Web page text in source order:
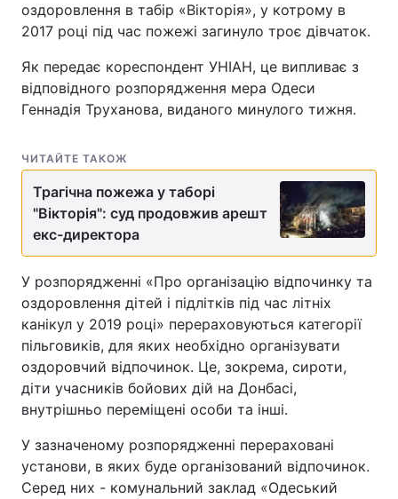
оздоровлення в табір «Вікторія», у котрому в
2017 році під час пожежі загинуло троє дівчаток.
Як передає кореспондент УНІАН, це випливає з
відповідного розпорядження мера Одеси
Геннадія Труханова, виданого минулого тижня.
ЧИТАЙТЕ ТАКОЖ
Трагічна пожежа у таборі
"Вікторія": суд продовжив арешт
екс-директора
У розпорядженні «Про організацію відпочинку та
оздоровлення дітей і підлітків під час літніх
канікул у 2019 році» перераховуються категорії
пільговиків, для яких необхідно організувати
оздоровчий відпочинок. Це, зокрема, сироти,
діти учасників бойових дій на Донбасі,
внутрішньо переміщені особи та інші.
У зазначеному розпорядженні перераховані
установи, в яких буде організований відпочинок.
Серед них - комунальний заклад «Одеський